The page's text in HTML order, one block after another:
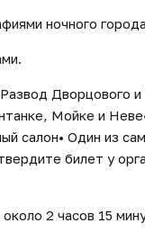
ночного
Дворцового
Мойке и
салон• Один из
билет у
2 часов 15